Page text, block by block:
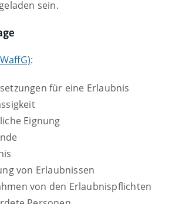
sein.
:
für eine Erlaubnis
Eignung
von Erlaubnissen
von den Erlaubnispflichten